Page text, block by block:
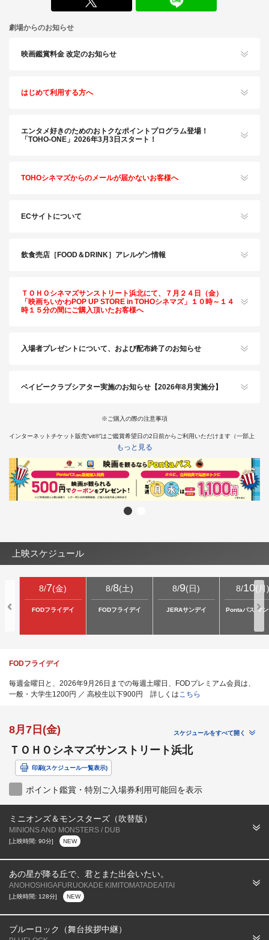
劇場からのお知らせ
映画鑑賞料金 改定のお知らせ
はじめて利用する方へ
エンタメ好きのためのおトクなポイントプログラム登場！
「TOHO-ONE」2026年3月3日スタート！
TOHOシネマズからのメールが届かないお客様へ
ECサイトについて
飲食売店［FOOD＆DRINK］アレルゲン情報
ＴＯＨＯシネマズサンストリート浜北にて、７月２４日（金）
「映画ちいかわPOP UP STORE in TOHOシネマズ」１０時～１４
時１５分の間にご購入頂いたお客様へ
入場者プレゼントについて、および配布終了のお知らせ
ベイビークラブシアター実施のお知らせ【2026年8月実施分】
※ご購入の際の注意事項
インターネットチケット販売“vit®”はご鑑賞希望日の2日前からご利用いただけます（一部上
※静岡県では18歳未満の方は終映が23：00を過ぎる上映回は、保護者同伴であってもご入場
いただけません。
そのため、18歳未満の方はチケット購入はお受けできかねます。あらかじめご了承くださ
い。
インターネットチケット販売“vit®”より障がい者割引チケットをご購入希望のお客様は こちら
もっと見る
上映スケジュール
8/7(金)
FODフライデイ
8/8(土)
FODフライデイ
8/9(日)
JERAサンデイ
8/10( 月)
Pontaパス マン
FODフライデイ
毎週金曜日と、2026年9月26日までの毎週土曜日、FODプレミアム会員は、
一般・大学生1200円 ／ 高校生以下900円 詳しくはこちら
8月7日(金) スケジュールをすべて開く
ＴＯＨＯシネマズサンストリート浜北
印刷(スケジュール一覧表示)
ポイント鑑賞・特別ご入場券利用可能回を表示
ミニオンズ＆モンスターズ（吹替版）
MINIONS AND MONSTERS / DUB
[上映時間: 90分] NEW
あの星が降る丘で、君とまた出会いたい。
ANOHOSHIGAFURUOKADE KIMITOMATADEAITAI
[上映時間: 128分] NEW
ブルーロック（舞台挨拶中継）